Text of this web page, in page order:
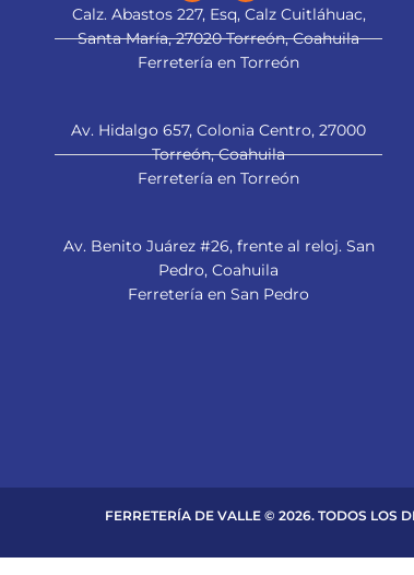
Calz. Abastos 227, Esq, Calz Cuitláhuac,
Santa María, 27020 Torreón, Coahuila
Ferretería en Torreón
Av. Hidalgo 657, Colonia Centro, 27000
Torreón, Coahuila
Ferretería en Torreón
Av. Benito Juárez #26, frente al reloj. San
Pedro, Coahuila
Ferretería en San Pedro
FERRETERÍA DE VALLE © 2026. TODOS LOS